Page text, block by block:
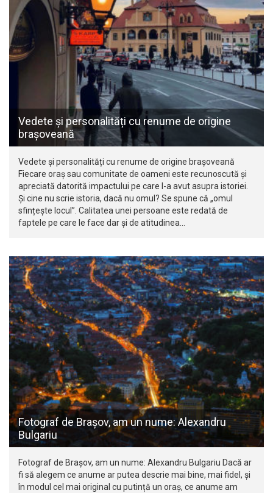
Vedete și personalități cu renume de origine
brașoveană
Vedete și personalități cu renume de origine brașoveană
Fiecare oraș sau comunitate de oameni este recunoscută și
apreciată datorită impactului pe care l-a avut asupra istoriei.
Și cine nu scrie istoria, dacă nu omul? Se spune că „omul
sfințește locul”. Calitatea unei persoane este redată de
faptele pe care le face dar și de atitudinea…
Fotograf de Brașov, am un nume: Alexandru
Bulgariu
Fotograf de Brașov, am un nume: Alexandru Bulgariu Dacă ar
fi să alegem ce anume ar putea descrie mai bine, mai fidel, și
în modul cel mai original cu putință un oraș, ce anume am